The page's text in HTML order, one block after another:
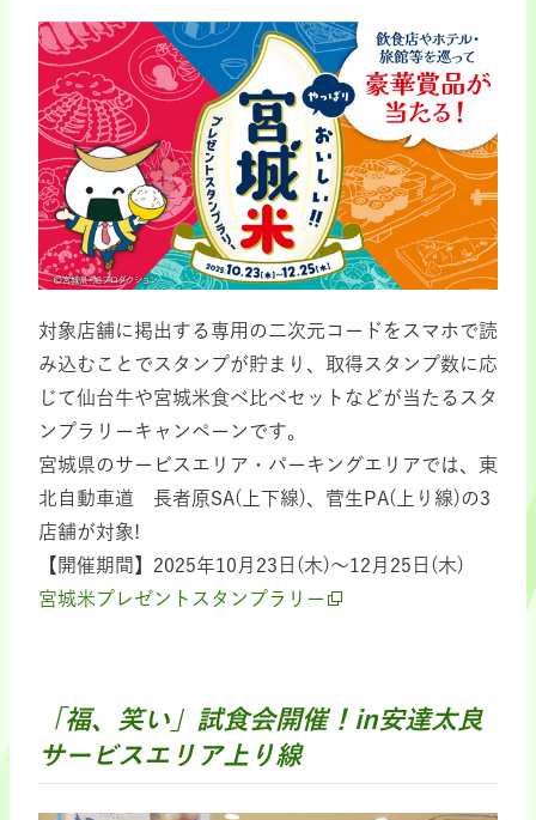
対象店舗に掲出する専用の二次元コードをスマホで読
み込むことでスタンプが貯まり、取得スタンプ数に応
じて仙台牛や宮城米食べ比べセットなどが当たるスタ
ンプラリーキャンペーンです。
宮城県のサービスエリア・パーキングエリアでは、東
北自動車道 長者原SA(上下線)、菅生PA(上り線)の3
店舗が対象!
【開催期間】2025年10月23日(木)～12月25日(木)
宮城米プレゼントスタンプラリー
「福、笑い」試食会開催！in安達太良
サービスエリア上り線